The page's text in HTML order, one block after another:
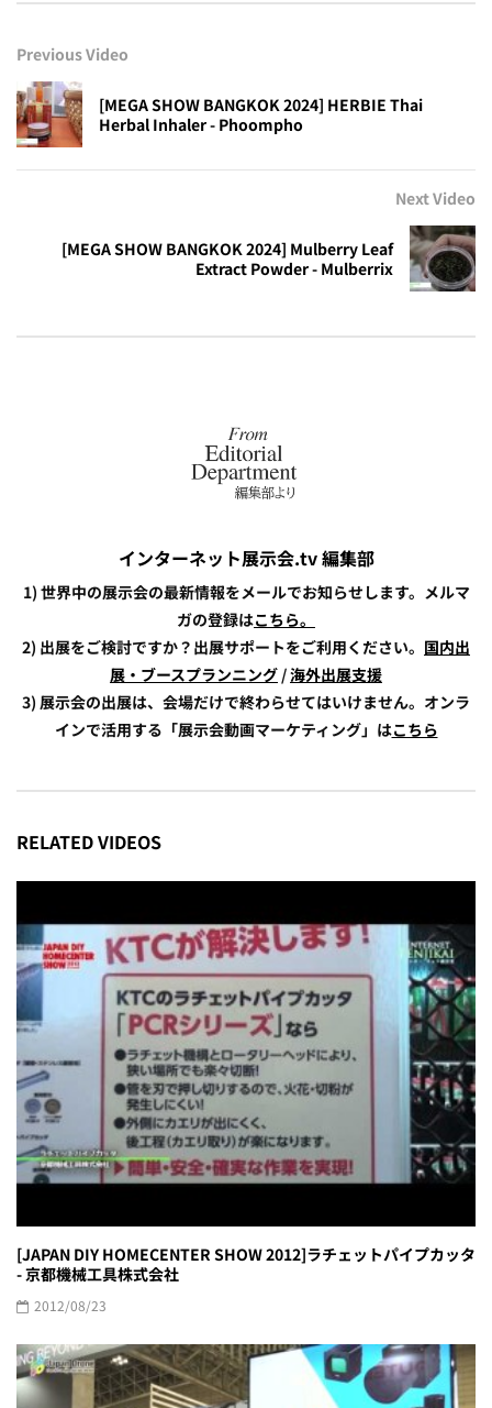
Previous Video
[MEGA SHOW BANGKOK 2024] HERBIE Thai
Herbal Inhaler - Phoompho
Next Video
[MEGA SHOW BANGKOK 2024] Mulberry Leaf
Extract Powder - Mulberrix
インターネット展示会.tv 編集部
1) 世界中の展示会の最新情報をメールでお知らせします。メルマ
ガの登録はこちら。
2) 出展をご検討ですか？出展サポートをご利用ください。 国内出
展・ブースプランニング /海外出展支援
3) 展示会の出展は、会場だけで終わらせてはいけません。オンラ
インで活用する「展示会動画マーケティング」はこちら
RELATED VIDEOS
[JAPAN DIY HOMECENTER SHOW 2012]ラチェットパイプカッタ
- 京都機械工具株式会社
2012/08/23